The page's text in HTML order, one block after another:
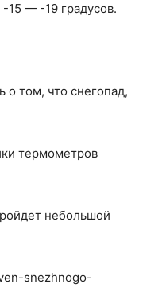
15 — -19 градусов.
о том, что снегопад,
термометров
небольшой
snezhnogo-